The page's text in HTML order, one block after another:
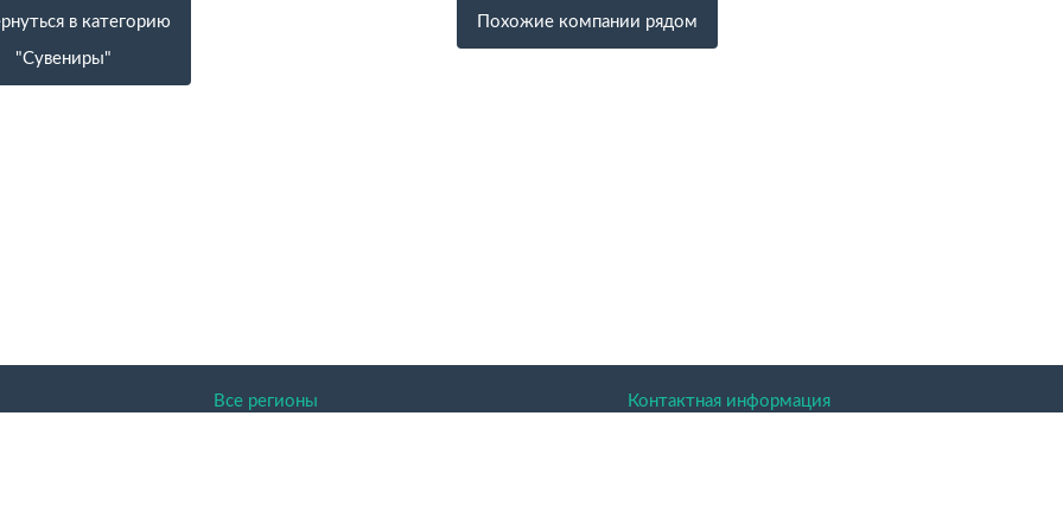
в категорию
"Сувениры"
Похожие компании рядом
Все регионы Контактная информация